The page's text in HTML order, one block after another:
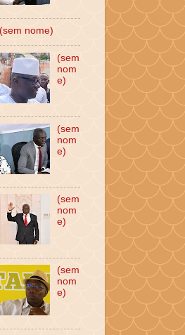
(sem nome)
(sem
nom
e)
(sem
nom
e)
(sem
nom
e)
(sem
nom
e)